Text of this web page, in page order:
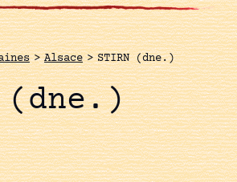
> Alsace > STIRN (dne.)
(dne.)